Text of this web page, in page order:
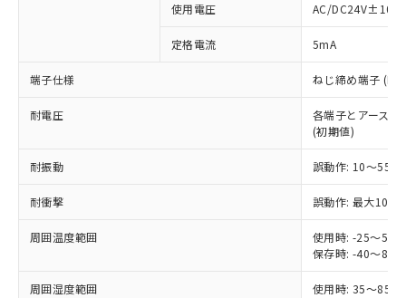
使用電圧 AC/DC24V±10%
定格電流 5mA
端子仕様 ねじ締め端子
耐電圧
各端子とアース
(初期値)
耐振動 誤動作: 10～
耐衝撃 誤動作: 最大
周囲温度範囲
使用時: -25～55℃
保存時: -40～80℃
周囲湿度範囲 使用時: 35～
以下の条件をお読みいただき、同意のうえ
本サービスは、当社制御機器事業取扱
商品の当社在庫状況および標準価格
(税抜)を提供させていただくもので
当社制御機器事業取扱商品の中には、
対応済み：EU RoHS指令（10物質）の
非含有に対応した製品が提供可能な商品で
対応予定：EU RoHS指令（10物質）の非含
有に対応した製品に切り替える予定のある
対応予定なし：EU RoHS指令（10物質）の
非含有に非対応の商品で、対応品を出す予
調査・確認中：EU RoHS指令（10物質）の
非含有の対応状況を調査中または確認中の
商品です。
非該当品：ライセンス料など無形物で、有
「○」：最大均質材料含有率が中国RoHSの
「×」：最大均質材料含有率が中国RoHSの